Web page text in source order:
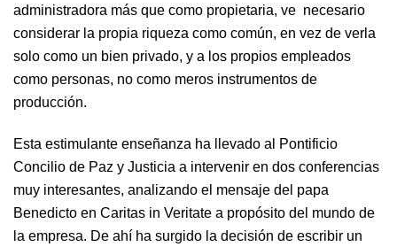
administradora más que como propietaria, ve necesario
considerar la propia riqueza como común, en vez de verla
solo como un bien privado, y a los propios empleados
como personas, no como meros instrumentos de
producción.
Esta estimulante enseñanza ha llevado al Pontificio
Concilio de Paz y Justicia a intervenir en dos conferencias
muy interesantes, analizando el mensaje del papa
Benedicto en Caritas in Veritate a propósito del mundo de
la empresa. De ahí ha surgido la decisión de escribir un